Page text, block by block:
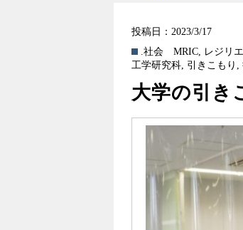
投稿日：2023/3/17
.社会
MRIC, レジリ
工学研究科, 引きこもり ,
大学の引き